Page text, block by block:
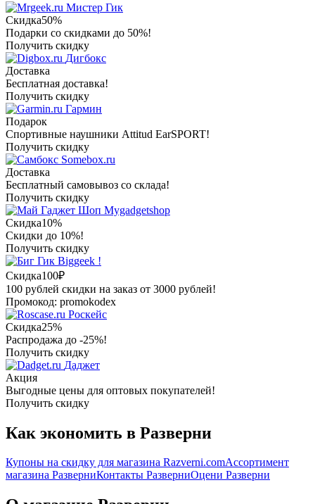
Мистер Гик
Скидка50%
Подарки со скидками до 50%!
Получить скидку
Дигбокс
Доставка
Бесплатная доставка!
Получить скидку
Гармин
Подарок
Спортивные наушники Attitud EarSPORT!
Получить скидку
Somebox.ru
Доставка
Бесплатный самовывоз со склада!
Получить скидку
Mygadgetshop
Скидка10%
Скидки до 10%!
Получить скидку
Biggeek !
Скидка100₽
100 рублей скидки на заказ от 3000 рублей!
Промокод: promokodex
Роскейс
Скидка25%
Распродажа до -25%!
Получить скидку
Даджет
Акция
Выгодные цены для оптовых покупателей!
Получить скидку
Как экономить в Разверни
Купоны на скидку для магазина Razverni.comАссортимент
магазина РазверниКонтакты РазверниОцени Разверни